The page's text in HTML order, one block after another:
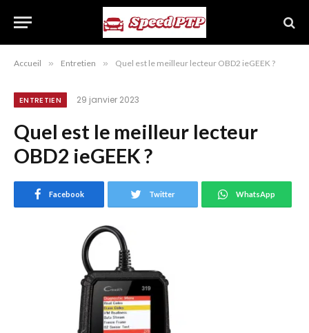
Accueil » Entretien » Quel est le meilleur lecteur OBD2 ieGEEK ?
ENTRETIEN 29 janvier 2023
Quel est le meilleur lecteur
OBD2 ieGEEK ?
Facebook Twitter WhatsApp